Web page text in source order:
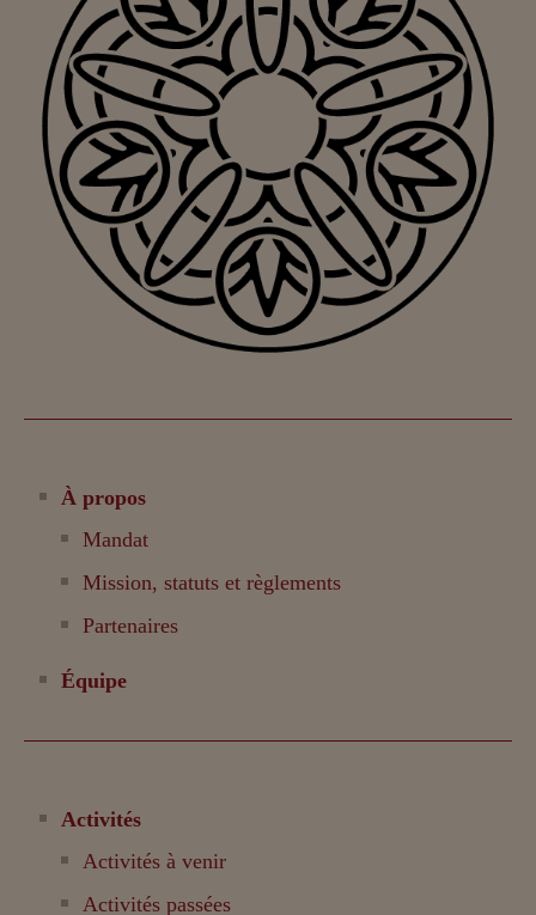
À propos
Mandat
Mission, statuts et règlements
Partenaires
Équipe
Activités
Activités à venir
Activités passées